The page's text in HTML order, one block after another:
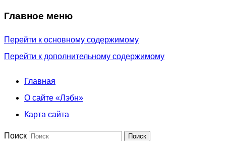
Главное меню
Перейти к основному содержимому
Перейти к дополнительному содержимому
Главная
О сайте «Лэбн»
Карта сайта
Поиск